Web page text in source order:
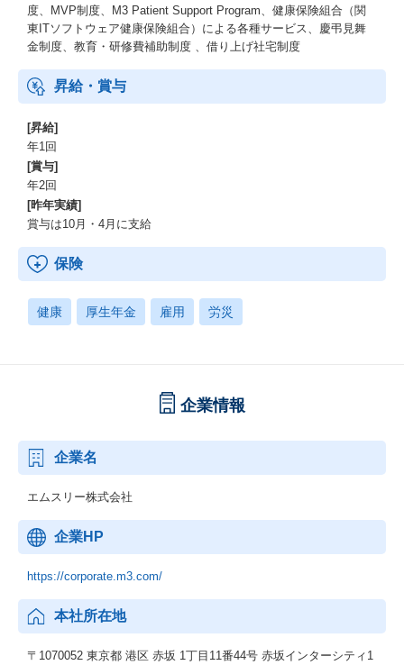
度、MVP制度、M3 Patient Support Program、健康保険組合（関
東ITソフトウェア健康保険組合）による各種サービス、慶弔見舞
金制度、教育・研修費補助制度 、借り上げ社宅制度
昇給・賞与
[昇給]
年1回
[賞与]
年2回
[昨年実績]
賞与は10月・4月に支給
保険
健康 厚生年金 雇用 労災
企業情報
企業名
エムスリー株式会社
企業HP
https://corporate.m3.com/
本社所在地
〒1070052 東京都 港区 赤坂 1丁目11番44号 赤坂インターシティ1